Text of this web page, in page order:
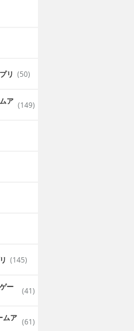
リ (50)
ア (149)
(145)
ー (41)
ムア (61)